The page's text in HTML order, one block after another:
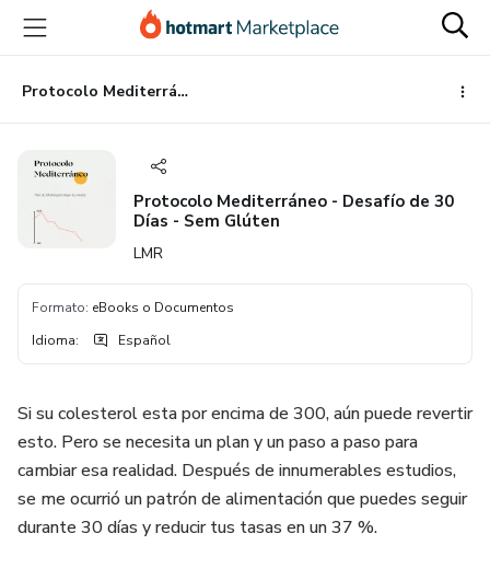
principal
página
de
página
Protocolo Mediterráneo - Desafío de 30 Días - Sem Glúten
Protocolo Mediterráneo - Desafío de 30
Días - Sem Glúten
LMR
Formato: eBooks o Documentos
Idioma: Español
Si su colesterol esta por encima de 300, aún puede revertir
esto. Pero se necesita un plan y un paso a paso para
cambiar esa realidad. Después de innumerables estudios,
se me ocurrió un patrón de alimentación que puedes seguir
durante 30 días y reducir tus tasas en un 37 %.